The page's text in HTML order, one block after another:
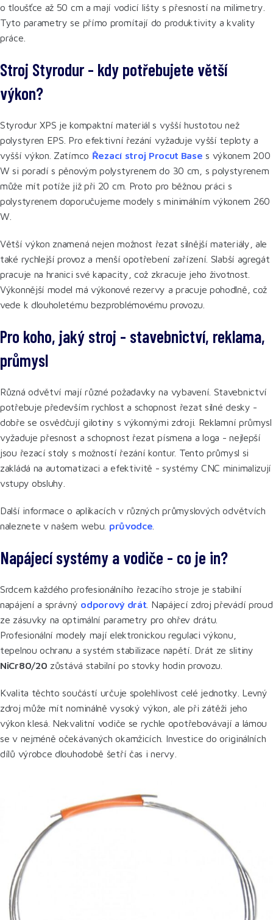
o tloušťce až 50 cm a mají vodicí lišty s přesností na milimetry.
Tyto parametry se přímo promítají do produktivity a kvality
práce.
Stroj Styrodur - kdy potřebujete větší
výkon?
Styrodur XPS je kompaktní materiál s vyšší hustotou než
polystyren EPS. Pro efektivní řezání vyžaduje vyšší teploty a
vyšší výkon. Zatímco Řezací stroj Procut Base s výkonem 200
W si poradí s pěnovým polystyrenem do 30 cm, s polystyrenem
může mít potíže již při 20 cm. Proto pro běžnou práci s
polystyrenem doporučujeme modely s minimálním výkonem 260
W.
Větší výkon znamená nejen možnost řezat silnější materiály, ale
také rychlejší provoz a menší opotřebení zařízení. Slabší agregát
pracuje na hranici své kapacity, což zkracuje jeho životnost.
Výkonnější model má výkonové rezervy a pracuje pohodlně, což
vede k dlouholetému bezproblémovému provozu.
Pro koho, jaký stroj - stavebnictví, reklama,
průmysl
Různá odvětví mají různé požadavky na vybavení. Stavebnictví
potřebuje především rychlost a schopnost řezat silné desky -
dobře se osvědčují gilotiny s výkonnými zdroji. Reklamní průmysl
vyžaduje přesnost a schopnost řezat písmena a loga - nejlepší
jsou řezací stoly s možností řezání kontur. Tento průmysl si
zakládá na automatizaci a efektivitě - systémy CNC minimalizují
vstupy obsluhy.
Další informace o aplikacích v různých průmyslových odvětvích
naleznete v našem webu. průvodce
Napájecí systémy a vodiče - co je in?
Srdcem každého profesionálního řezacího stroje je stabilní
napájení a správný odporový drát . Napájecí zdroj převádí proud
ze zásuvky na optimální parametry pro ohřev drátu.
Profesionální modely mají elektronickou regulaci výkonu,
tepelnou ochranu a systém stabilizace napětí. Drát ze slitiny
NiCr80/20 zůstává stabilní po stovky hodin provozu.
Kvalita těchto součástí určuje spolehlivost celé jednotky. Levný
zdroj může mít nominálně vysoký výkon, ale při zátěži jeho
výkon klesá. Nekvalitní vodiče se rychle opotřebovávají a lámou
se v nejméně očekávaných okamžicích. Investice do originálních
dílů výrobce dlouhodobě šetří čas i nervy.